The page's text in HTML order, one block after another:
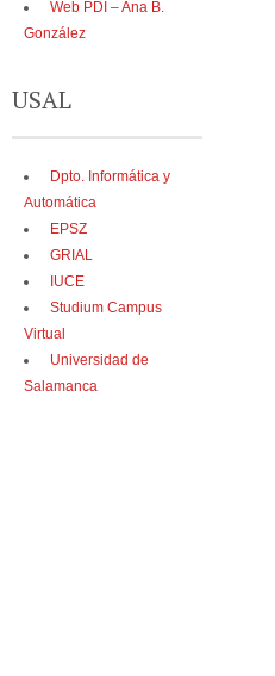
Web PDI – Ana B.
González
USAL
Dpto. Informática y
Automática
EPSZ
GRIAL
IUCE
Studium Campus
Virtual
Universidad de
Salamanca